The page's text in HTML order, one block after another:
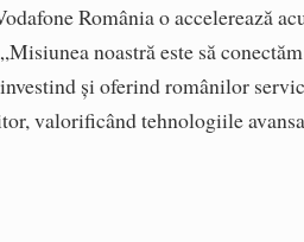
România o accelerează
noastră este să
și oferind românilor
valorificând tehnologiile